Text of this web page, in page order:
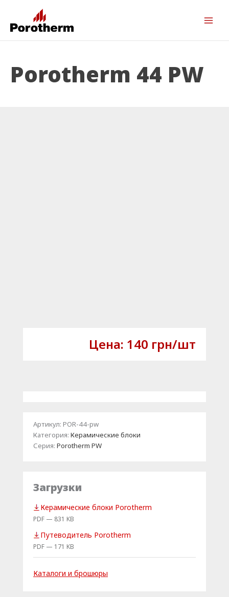
Porotherm 44 PW
Цена: 140 грн/шт
Артикул: POR-44-pw
Категория: Керамические блоки
Серия: Porotherm PW
Загрузки
Керамические блоки Porotherm
PDF — 831 KB
Путеводитель Porotherm
PDF — 171 KB
Каталоги и брошюры